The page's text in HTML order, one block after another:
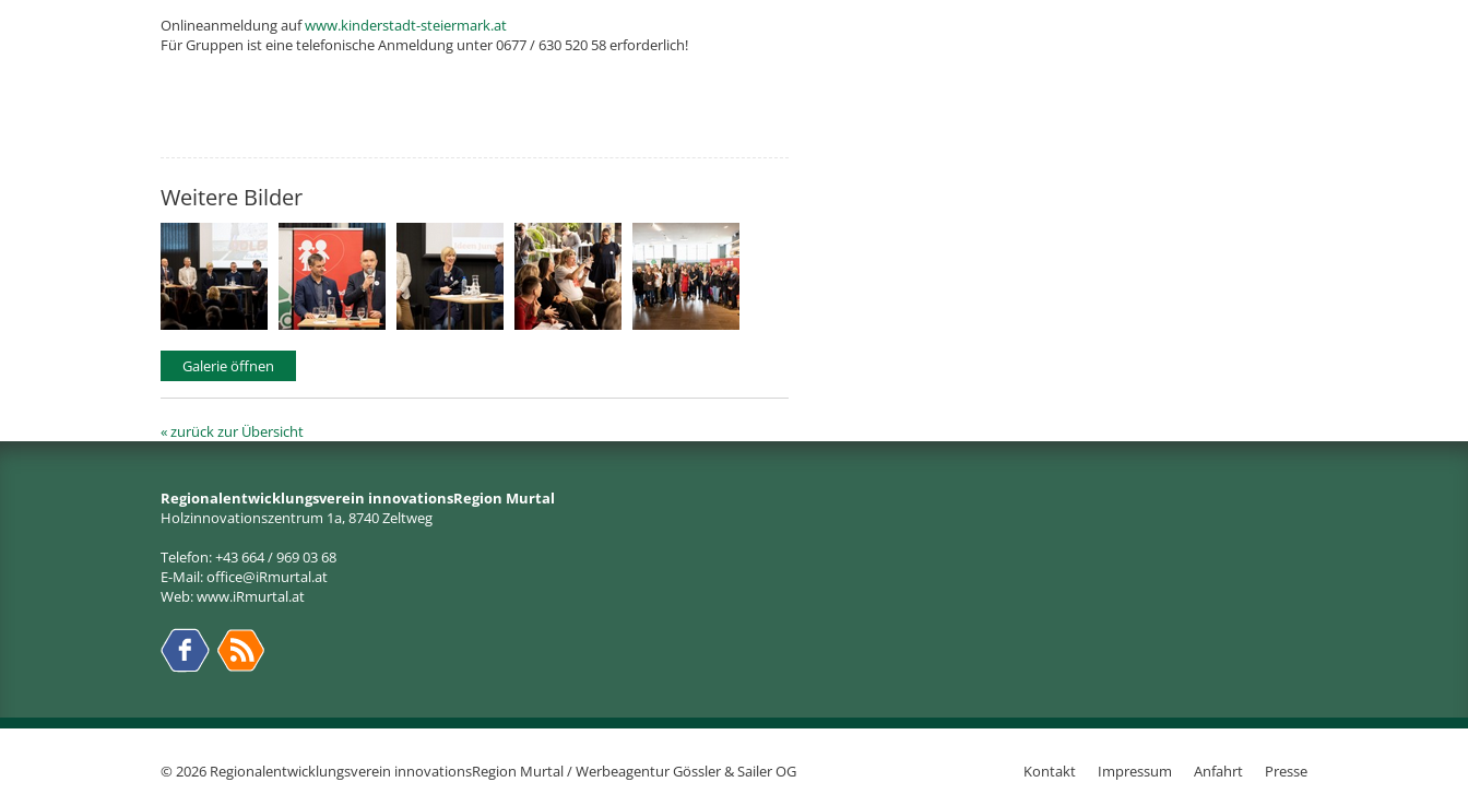
Onlineanmeldung aufwww.kinderstadt-steiermark.at
Für Gruppen ist eine telefonische Anmeldung unter 0677 / 630 520 58 erforderlich!
Weitere Bilder
Galerie öffnen
« zurück zur Übersicht
Regionalentwicklungsverein innovationsRegion Murtal
Holzinnovationszentrum 1a, 8740 Zeltweg
Telefon: +43 664 / 969 03 68
E-Mail:office@iRmurtal.at
Web:www.iRmurtal.at
Kontakt Impressum Anfahrt Presse
© 2026 Regionalentwicklungsverein innovationsRegion Murtal /Werbeagentur Gössler & Sailer OG